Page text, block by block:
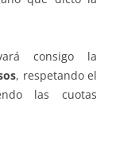
consigo la
, respetando el
las cuotas